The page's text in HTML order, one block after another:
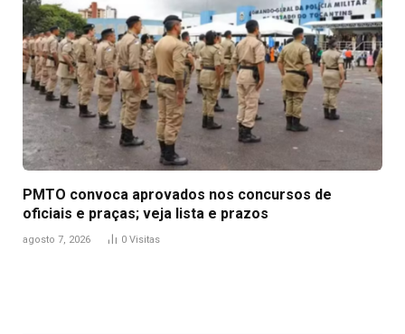
PMTO convoca aprovados nos concursos de
oficiais e praças; veja lista e prazos
agosto 7, 2026 0 Visitas